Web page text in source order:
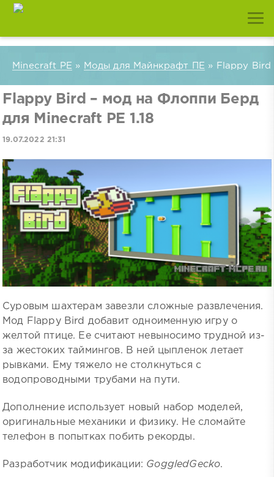
Minecraft PE » Моды для Майнкрафт ПЕ » Flappy Bird
Flappy Bird – мод на Флоппи Берд
для Minecraft PE 1.18
19.07.2022 21:31
Суровым шахтерам завезли сложные развлечения.
Мод Flappy Bird добавит одноименную игру о
желтой птице. Ее считают невыносимо трудной из-
за жестоких таймингов. В ней цыпленок летает
рывками. Ему тяжело не столкнуться с
водопроводными трубами на пути.
Дополнение использует новый набор моделей,
оригинальные механики и физику. Не сломайте
телефон в попытках побить рекорды.
Разработчик модификации: GoggledGecko.